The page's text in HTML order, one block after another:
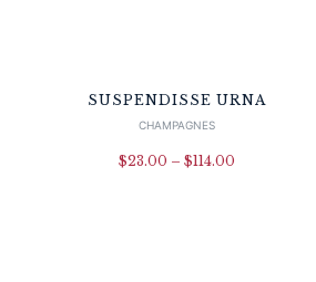
Out Of Stock
SUSPENDISSE URNA
CHAMPAGNES
$23.00 – $114.00